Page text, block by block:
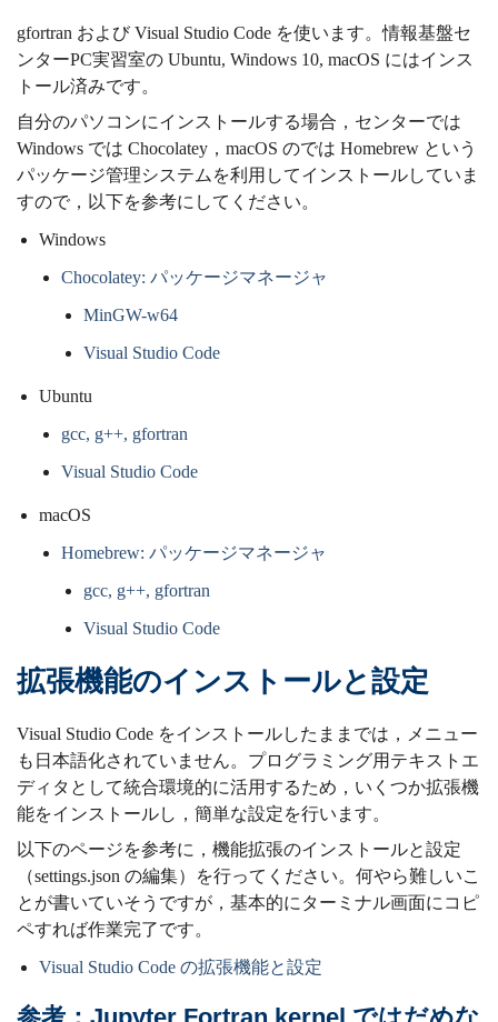
gfortran および Visual Studio Code を使います。情報基盤セ
ンターPC実習室の Ubuntu, Windows 10, macOS にはインス
トール済みです。
自分のパソコンにインストールする場合，センターでは
Windows では Chocolatey，macOS のでは Homebrew という
パッケージ管理システムを利用してインストールしていま
すので，以下を参考にしてください。
Windows
Chocolatey: パッケージマネージャ
MinGW-w64
Visual Studio Code
Ubuntu
gcc, g++, gfortran
Visual Studio Code
macOS
Homebrew: パッケージマネージャ
gcc, g++, gfortran
Visual Studio Code
拡張機能のインストールと設定
Visual Studio Code をインストールしたままでは，メニュー
も日本語化されていません。プログラミング用テキストエ
ディタとして統合環境的に活用するため，いくつか拡張機
能をインストールし，簡単な設定を行います。
以下のページを参考に，機能拡張のインストールと設定
（settings.json の編集）を行ってください。何やら難しいこ
とが書いていそうですが，基本的にターミナル画面にコピ
ペすれば作業完了です。
Visual Studio Code の拡張機能と設定